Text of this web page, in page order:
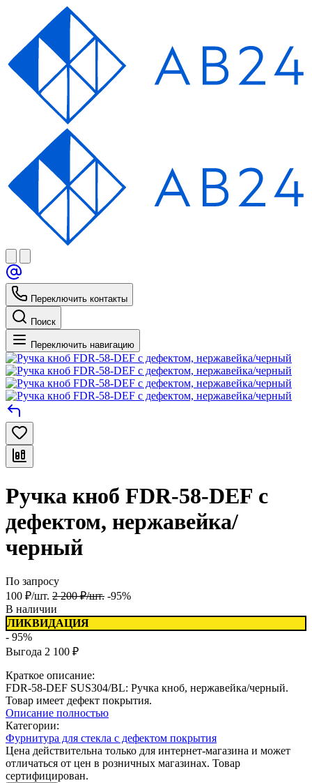
Переключить контакты
Поиск
Переключить навигацию
Ручка кноб FDR-58-DEF с
дефектом, нержавейка/
черный
По запросу
100 ₽/шт. 2 200 ₽/шт. -95%
В наличии
ЛИКВИДАЦИЯ
- 95%
Выгода 2 100 ₽
Краткое описание:
FDR-58-DEF SUS304/BL: Ручка кноб, нержавейка/черный.
Товар имеет дефект покрытия.
Описание полностью
Категории:
Фурнитура для стекла с дефектом покрытия
Цена действительна только для интернет-магазина и может
отличаться от цен в розничных магазинах. Товар
сертифицирован.